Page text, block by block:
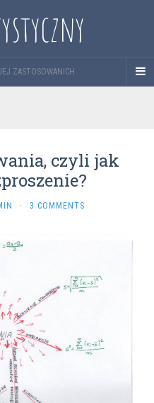
ZASTOSOWANICH
czyli jak
· 3 COMMENTS